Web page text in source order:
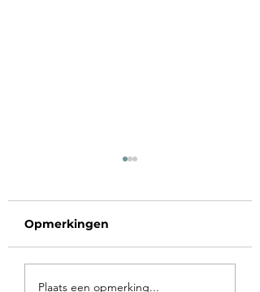
Voorbij de poort
Opmerkingen
Plaats een opmerking...